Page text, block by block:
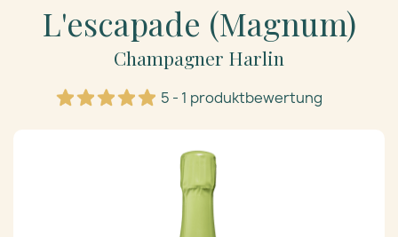
L'escapade (Magnum)
Champagner Harlin
5 - 1 produktbewertung